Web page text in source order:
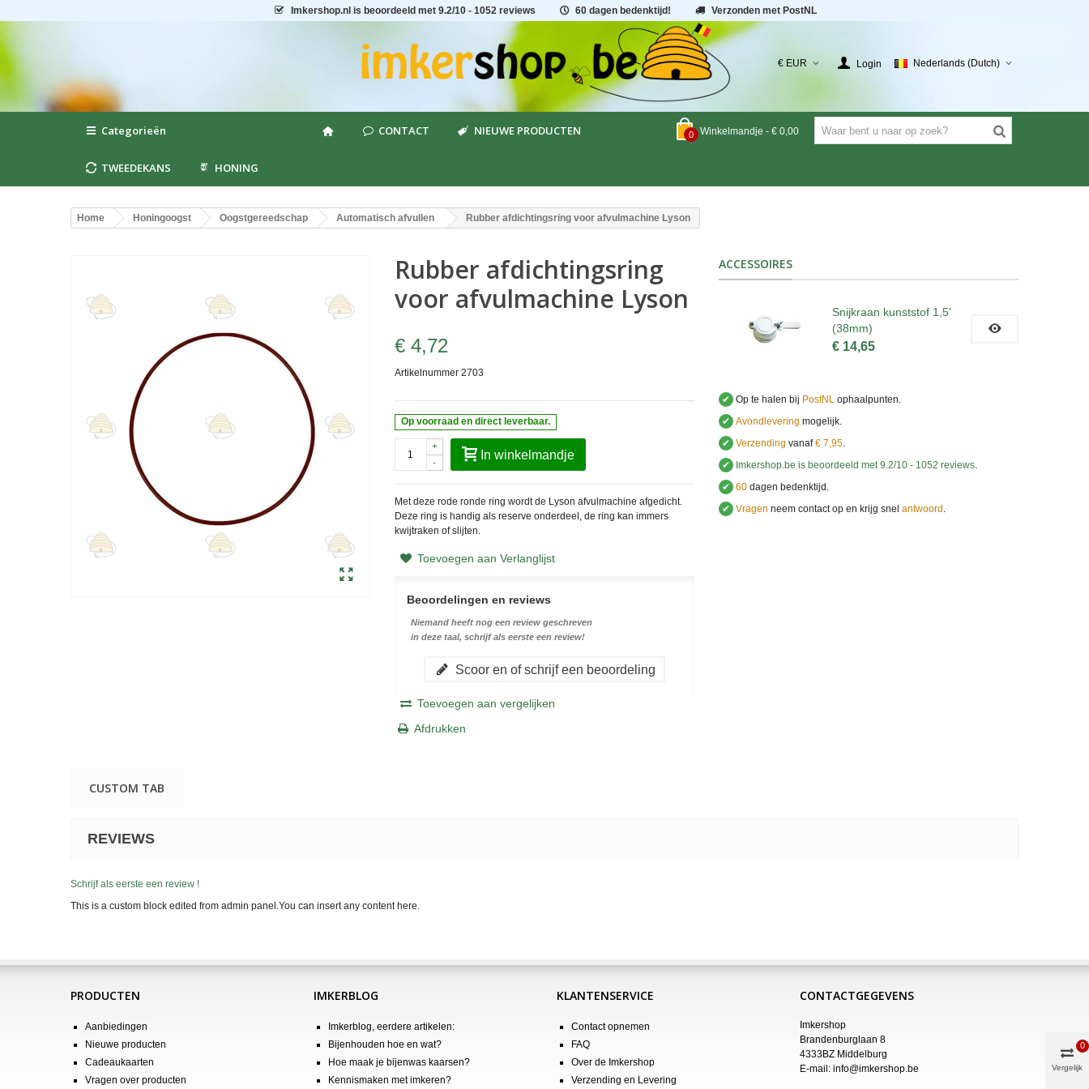
Imkershop.nl is beoordeeld met 9.2/10 - 1052 reviews 60 dagen bedenktijd! Verzonden met PostNL
€ EUR Login Nederlands (Dutch)
0 Winkelmandje - € 0,00
Categorieën CONTACT NIEUWE PRODUCTEN
TWEEDEKANS HONING
Home Honingoogst Oogstgereedschap Automatisch afvullen Rubber afdichtingsring voor afvulmachine Lyson
Rubber afdichtingsring
voor afvulmachine Lyson
€ 4,72
Artikelnummer 2703
Op voorraad en direct leverbaar.
-
+
In winkelmandje
Met deze rode ronde ring wordt de Lyson afvulmachine afgedicht.
Deze ring is handig als reserve onderdeel, de ring kan immers
kwijtraken of slijten.
Toevoegen aan Verlanglijst
Beoordelingen en reviews
Niemand heeft nog een review geschreven
in deze taal, schrijf als eerste een review!
Scoor en of schrijf een beoordeling
Toevoegen aan vergelijken
Afdrukken
ACCESSOIRES
Snijkraan kunststof 1,5'
(38mm)
€ 14,65
✔ Op te halen bij PostNLophaalpunten.
✔ Avondlevering mogelijk.
✔ Verzending vanaf€ 7,95.
✔
Imkershop.be is beoordeeld met9.2/10 -1052 reviews.
✔ 60dagen bedenktijd.
✔ Vragen neem contact op en krijg snel antwoord ..
CUSTOM TAB
REVIEWS
Schrijf als eerste een review !
This is a custom block edited from admin panel.You can insert any content here.
PRODUCTEN
Aanbiedingen
Nieuwe producten
Cadeaukaarten
Vragen over producten
IMKERBLOG
Imkerblog, eerdere artikelen:
Bijenhouden hoe en wat?
Hoe maak je bijenwas kaarsen?
Kennismaken met imkeren?
KLANTENSERVICE
Contact opnemen
FAQ
Over de Imkershop
Verzending en Levering
CONTACTGEGEVENS
Imkershop
Brandenburglaan 8
4333BZ Middelburg
E-mail: info@imkershop.be Vergelijk
0